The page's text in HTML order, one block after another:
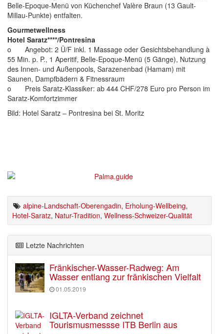
Belle-Epoque-Menü von Küchenchef Valère Braun (13 Gault-
Millau-Punkte) entfalten.
Gourmetwellness
Hotel Saratz****/Pontresina
o Angebot: 2 Ü/F inkl. 1 Massage oder Gesichtsbehandlung à
55 Min. p. P., 1 Aperitif, Belle-Epoque-Menü (5 Gänge), Nutzung
des Innen- und Außenpools, Sarazenenbad (Hamam) mit
Saunen, Dampfbädern & Fitnessraum
o Preis Saratz-Klassiker: ab 444 CHF/278 Euro pro Person im
Saratz-Komfortzimmer
Bild: Hotel Saratz – Pontresina bei St. Moritz
alpine-Landschaft-Oberengadin, Erholung-Wellbeing,
Hotel-Saratz, Natur-Tradition, Wellness-Schweizer-Qualität
Letzte Nachrichten
Fränkischer-Wasser-Radweg: Am
Wasser entlang zur fränkischen Vielfalt
01.05.2019
IGLTA-Verband zeichnet
Tourismusmessse ITB Berlin aus